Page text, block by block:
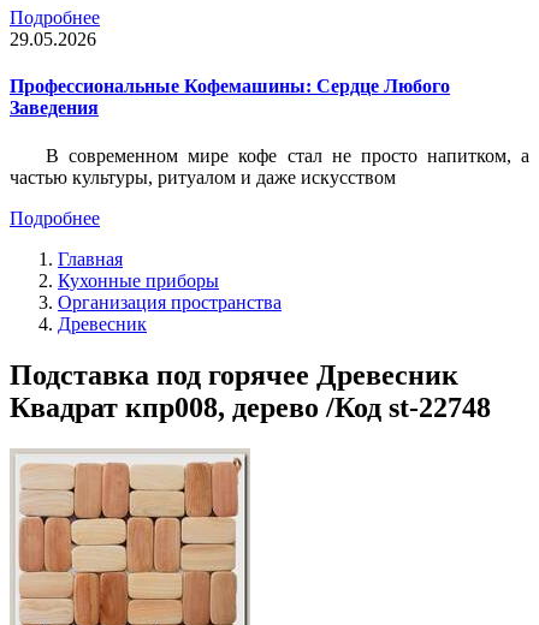
Подробнее
29.05.2026
Профессиональные Кофемашины: Сердце Любого
Заведения
В современном мире кофе стал не просто напитком, а
частью культуры, ритуалом и даже искусством
Подробнее
Главная
Кухонные приборы
Организация пространства
Древесник
Подставка под горячее Древесник
Квадрат кпр008, дерево /Код st-22748